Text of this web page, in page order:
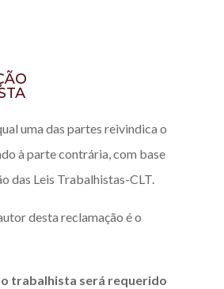
uma das partes reivindica o
à parte contrária, com base
das Leis Trabalhistas-CLT.
desta reclamação é o
trabalhista será requerido